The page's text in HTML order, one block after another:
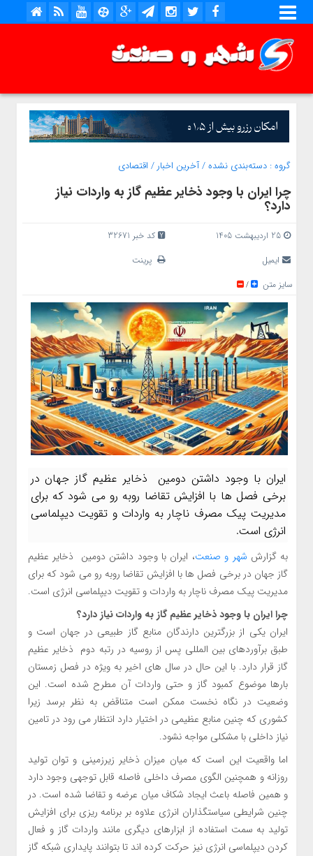
گروه : دسته‌بندی نشده/آخرین اخبار / اقتصادی
چرا ایران با وجود ذخایر عظیم گاز به واردات نیاز
دارد؟
25 اردیبهشت 1405
کد خبر 32671
ایمیل
پرینت
سایز متن
/
ایران با وجود داشتن دومین ذخایر عظیم گاز جهان در
برخی فصل ها با افزایش تقاضا روبه رو می شود که برای
مدیریت پیک مصرف ناچار به واردات و تقویت دیپلماسی
انرژی است.
به گزارش شهر و صنعت، ایران با وجود داشتن دومین ذخایر عظیم
گاز جهان در برخی فصل ها با افزایش تقاضا روبه رو می شود که برای
مدیریت پیک مصرف ناچار به واردات و تقویت دیپلماسی انرژی است.
چرا ایران با وجود ذخایر عظیم گاز به واردات نیاز دارد؟
ایران یکی از بزرگترین دارندگان منابع گاز طبیعی در جهان است و
طبق برآوردهای بین المللی پس از روسیه در رتبه دوم ذخایر عظیم
گاز قرار دارد. با این حال در سال های اخیر به ویژه در فصل زمستان
بارها موضوع کمبود گاز و حتی واردات آن مطرح شده است. این
وضعیت در نگاه نخست ممکن است متناقض به نظر برسد زیرا
کشوری که چنین منابع عظیمی در اختیار دارد انتظار می رود در تامین
نیاز داخلی با مشکلی مواجه نشود.
اما واقعیت این است که میان میزان ذخایر زیرزمینی و توان تولید
روزانه و همچنین الگوی مصرف داخلی فاصله قابل توجهی وجود دارد
و همین فاصله باعث ایجاد شکاف میان عرضه و تقاضا شده است. در
چنین شرایطی سیاستگذاران انرژی علاوه بر برنامه ریزی برای افزایش
تولید به سمت استفاده از ابزارهای دیگری مانند واردات گاز و فعال
کردن دیپلماسی انرژی نیز حرکت کرده اند تا بتوانند پایداری شبکه گاز